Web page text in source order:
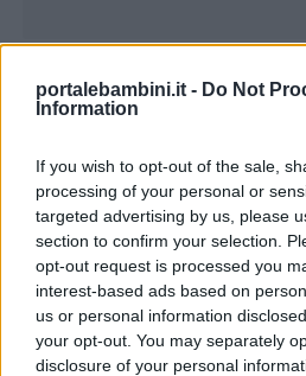
portalebambini.it - Do Not
Information
If you wish to opt-out of the sale,
processing of your personal or
targeted advertising by us, please
section to confirm your selection.
opt-out request is processed you
interest-based ads based on
us or personal information
your opt-out. You may separately
disclosure of your personal
Menu
Schede
didattiche
Disegni
da
colorare